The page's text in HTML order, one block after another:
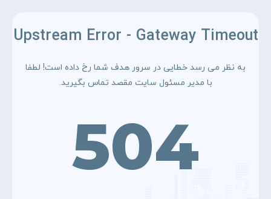
Upstream Error - Gateway Timeout
به نظر می رسد خطایی در سرور هدف شما رخ داده است! لطفا
با مدیر مسئول سایت مقصد تماس بگیرید.
504